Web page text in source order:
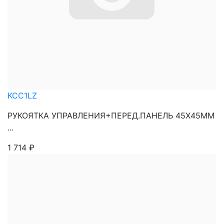
KCC1LZ
РУКОЯТКА УПРАВЛЕНИЯ+ПЕРЕД.ПАНЕЛЬ 45X45ММ
...
1 714 ₽